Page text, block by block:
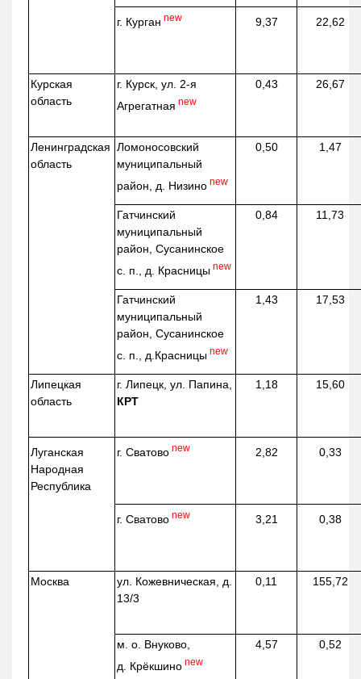
г. Курган new 9,37 22,62
Курская
область
г. Курск, ул. 2-я
Агрегатная new
0,43 26,67
Ленинградская
область
Ломоносовский
муниципальный
район, д. Низино new
0,50 1,47
Гатчинский
муниципальный
район, Сусанинское
с. п., д. Красницы new
0,84 11,73
Гатчинский
муниципальный
район, Сусанинское
с. п., д.Красницы new
1,43 17,53
Липецкая
область
г. Липецк, ул. Папина,
КРТ
1,18 15,60
Луганская
Народная
Республика
г. Сватово new 2,82 0,33
г. Сватово new 3,21 0,38
Москва ул. Кожевническая , д.
13/3
0,11 155,72
м. о. Внуково,
д. Крёкшино new
4,57 0,52